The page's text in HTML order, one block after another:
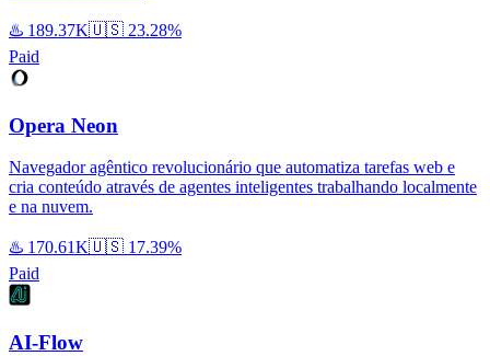
♨️ 189.37K🇺🇸 23.28%
Paid
Opera Neon
Navegador agêntico revolucionário que automatiza tarefas web e
cria conteúdo através de agentes inteligentes trabalhando localmente
e na nuvem.
♨️ 170.61K🇺🇸 17.39%
Paid
AI-Flow